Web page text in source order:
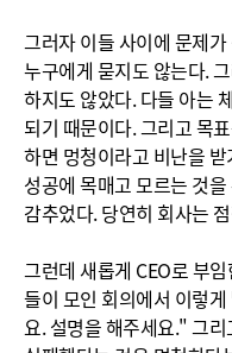
그러자 이들 사이에 문제
누구에게 묻지도 않는다.
하지도 않았다. 다들 아는
되기 때문이다. 그리고 목
하면 멍청이라고 비난을
성공에 목매고 모르는 것
감추었다. 당연히 회사는
그런데 새롭게 CEO로 부
들이 모인 회의에서 이렇
요. 설명을 해주세요." 그